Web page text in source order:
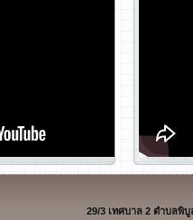
29/3 เทศบาล 2 ตำบลพิ